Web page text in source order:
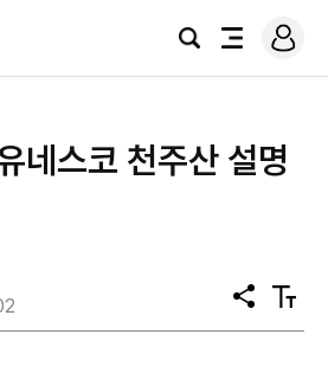
검
전
로
그
네스코 천주산 설명
공
유
텍
스